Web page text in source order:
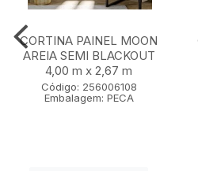
CORTINA PAINEL MOON
AREIA SEMI BLACKOUT
4,00 m x 2,67 m
Código: 256006108
Embalagem: PECA